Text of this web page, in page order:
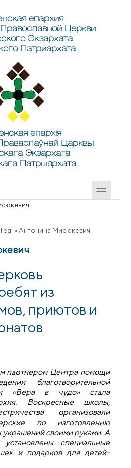
епархия
Церкви
Экзархата
Патриархата
епархія
Царквы
Экзархата
Патрыярхата
» Антонина Мисюкевич
из
приютов и
партнером Центра помощи
благотворительной
«Вера в чудо» стала
Воскресные школы,
организовали
по изготовлению
украшений своими руками. А
специальные
и подарков для детей-